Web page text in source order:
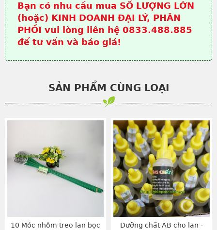
Bạn có nhu cầu mua SỐ LƯỢNG LỚN
(hoặc) KINH DOANH ĐẠI LÝ, PHÂN
PHỐI vui lòng liên hệ 0833.488.885
để tư vấn và báo giá!
SẢN PHẨM CÙNG LOẠI
10 Móc nhôm treo lan bọc
Dưỡng chất AB cho lan -